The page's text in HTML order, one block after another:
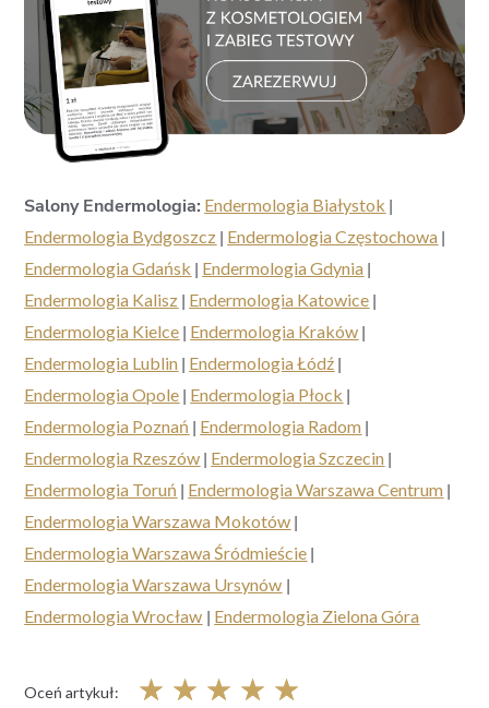
Salony Endermologia: Endermologia Białystok |
Endermologia Bydgoszcz | Endermologia Częstochowa |
Endermologia Gdańsk | Endermologia Gdynia |
Endermologia Kalisz | Endermologia Katowice |
Endermologia Kielce | Endermologia Kraków |
Endermologia Lublin | Endermologia Łódź |
Endermologia Opole | Endermologia Płock |
Endermologia Poznań | Endermologia Radom |
Endermologia Rzeszów | Endermologia Szczecin |
Endermologia Toruń | Endermologia Warszawa Centrum |
Endermologia Warszawa Mokotów |
Endermologia Warszawa Śródmieście |
Endermologia Warszawa Ursynów |
Endermologia Wrocław | Endermologia Zielona Góra
Oceń artykuł: ☆ ☆ ☆ ☆ ☆